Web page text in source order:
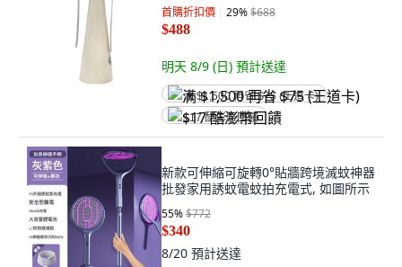
首購折扣價 29%$688
$488
明天 8/9 (日) 預計送達
满 $1,500 再省 $75 (王道卡)
$17 酷澎幣回饋
新款可伸縮可旋轉0°貼牆跨境滅蚊神器
批發家用誘蚊電蚊拍充電式, 如圖所示
55%$772
$340
8/20 預計送達